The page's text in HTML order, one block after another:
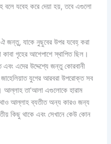
বলে যবেহ করে দেয়া হয়, তবে এগুলো
জন্তু, যাকে নুছুবের উপর যবেহ্ করা
গৃহের আশেপাশে স্থাপিত ছিল।
এদের উদ্দেশ্যে জন্তু কোরবানী
যুগের আরবরা উপরোক্ত সব
তা’আলা এগুলোকে হারাম
আল্লাহ ব্যতীত অন্য কারও জন্য
কিছু থাকে এবং সেখানে কেউ কোন